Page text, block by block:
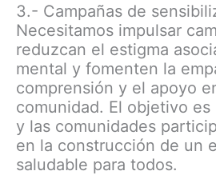
3.- Campañas de
Necesitamos impulsar
reduzcan el estigma
mental y fomenten la
comprensión y el apoyo
comunidad. El objetivo es
y las comunidades
en la construcción de un
saludable para todos.